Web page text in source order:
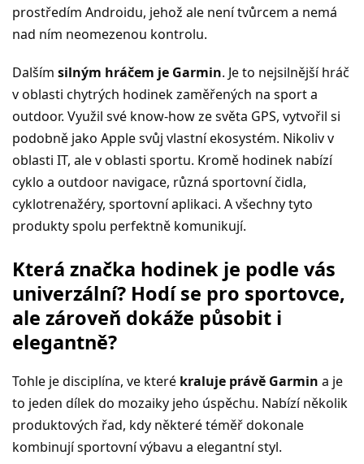
prostředím Androidu, jehož ale není tvůrcem a nemá
nad ním neomezenou kontrolu.
Dalším silným hráčem je Garmin. Je to nejsilnější hráč
v oblasti chytrých hodinek zaměřených na sport a
outdoor. Využil své know-how ze světa GPS, vytvořil si
podobně jako Apple svůj vlastní ekosystém. Nikoliv v
oblasti IT, ale v oblasti sportu. Kromě hodinek nabízí
cyklo a outdoor navigace, různá sportovní čidla,
cyklotrenažéry, sportovní aplikaci. A všechny tyto
produkty spolu perfektně komunikují.
Která značka hodinek je podle vás
univerzální? Hodí se pro sportovce,
ale zároveň dokáže působit i
elegantně?
Tohle je disciplína, ve které kraluje právě Garmin a je
to jeden dílek do mozaiky jeho úspěchu. Nabízí několik
produktových řad, kdy některé téměř dokonale
kombinují sportovní výbavu a elegantní styl.